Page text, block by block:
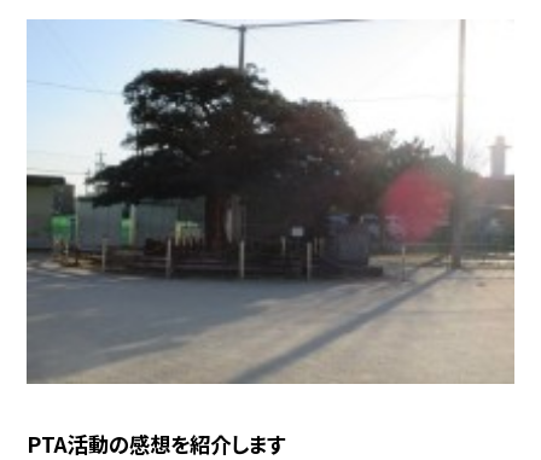
PTA活動の感想を紹介します